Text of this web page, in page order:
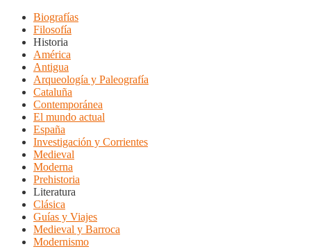
Biografías
Filosofía
Historia
América
Antigua
Arqueología y Paleografía
Cataluña
Contemporánea
El mundo actual
España
Investigación y Corrientes
Medieval
Moderna
Prehistoria
Literatura
Clásica
Guías y Viajes
Medieval y Barroca
Modernismo